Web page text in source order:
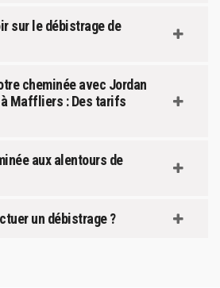
sur le débistrage de
cheminée avec Jordan
à Maffliers : Des tarifs
aux alentours de
un débistrage ?